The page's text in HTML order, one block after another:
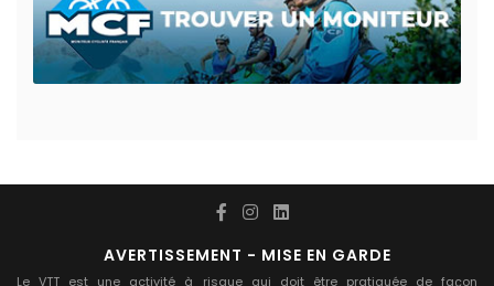
AVERTISSEMENT - MISE EN GARDE
Le VTT est une activité à risque qui doit être pratiquée de façon